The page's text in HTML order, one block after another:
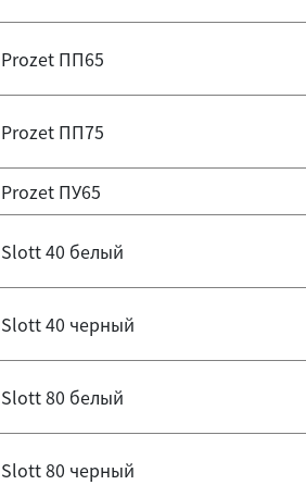
Prozet ПП65
Prozet ПП75
Prozet ПУ65
Slott 40 белый
Slott 40 черный
Slott 80 белый
Slott 80 черный